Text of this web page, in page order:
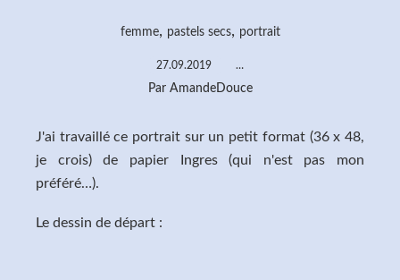
femme, pastels secs, portrait
27.09.2019 …
Par AmandeDouce
J'ai travaillé ce portrait sur un petit format (36 x 48,
je crois) de papier Ingres (qui n'est pas mon
préféré…).
Le dessin de départ :